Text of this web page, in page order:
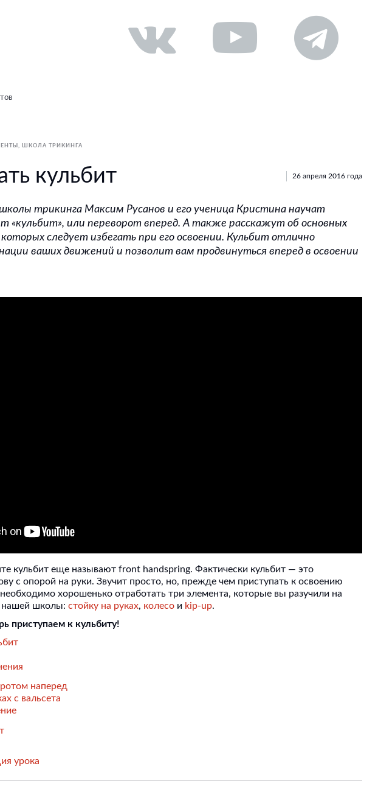
ШКОЛА ТРИКИНГА
кульбит 26 апреля 2016 года
трикинга Максим Русанов и его ученица Кристина научат
«кульбит», или переворот вперед. А также расскажут об основных
следует избегать при его освоении. Кульбит отлично
ваших движений и позволит вам продвинуться вперед в освоении
кульбит еще называют front handspring. Фактически кульбит — это
с опорой на руки. Звучит просто, но, прежде чем приступать к освоению
хорошенько отработать три элемента, которые вы разучили на
нашей школы: стойку на руках, колесо и kip-up.
приступаем к кульбиту!
наперед
с вальсета
урока